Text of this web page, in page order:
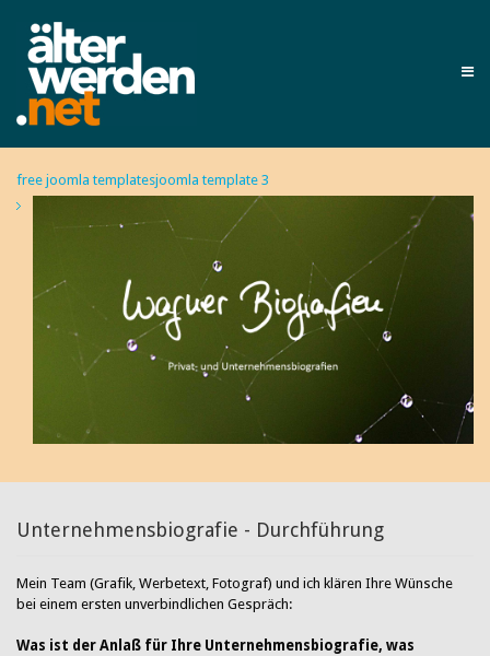
free joomla templatesjoomla template 3
Unternehmensbiografie - Durchführung
Mein Team (Grafik, Werbetext, Fotograf) und ich klären Ihre Wünsche
bei einem ersten unverbindlichen Gespräch:
Was ist der Anlaß für Ihre Unternehmensbiografie, was